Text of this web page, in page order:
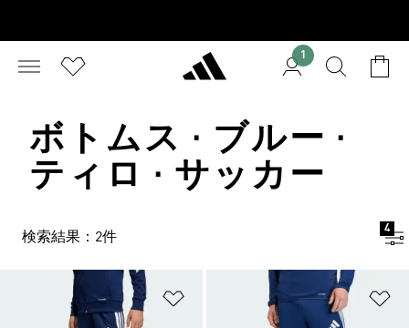
1
ボトムス · ブルー ·
ティロ · サッカー
検索結果：2件
4
ほしいものリストに追加